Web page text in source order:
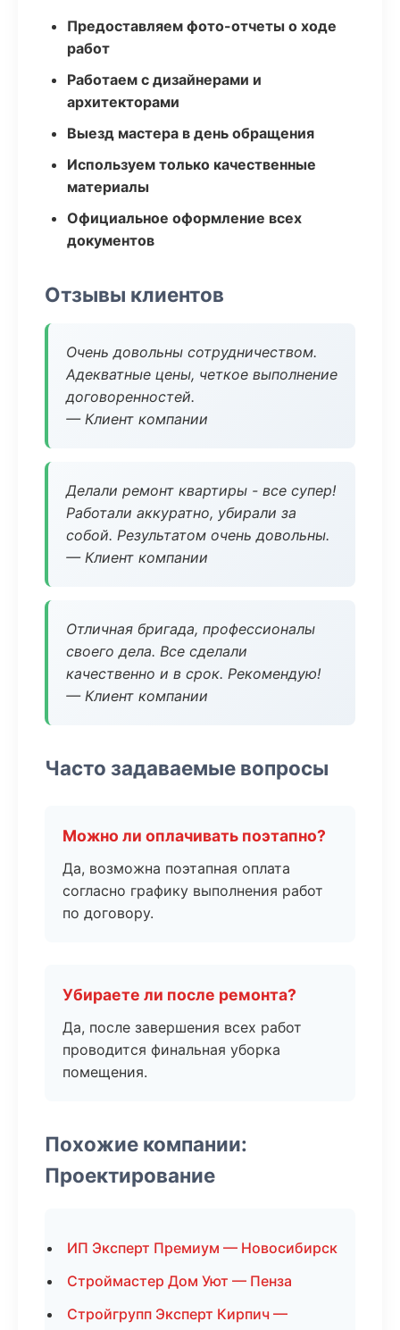
Предоставляем фото-отчеты о ходе
работ
Работаем с дизайнерами и
архитекторами
Выезд мастера в день обращения
Используем только качественные
материалы
Официальное оформление всех
документов
Отзывы клиентов
Очень довольны сотрудничеством.
Адекватные цены, четкое выполнение
договоренностей.
— Клиент компании
Делали ремонт квартиры - все супер!
Работали аккуратно, убирали за
собой. Результатом очень довольны.
— Клиент компании
Отличная бригада, профессионалы
своего дела. Все сделали
качественно и в срок. Рекомендую!
— Клиент компании
Часто задаваемые вопросы
Можно ли оплачивать поэтапно?
Да, возможна поэтапная оплата
согласно графику выполнения работ
по договору.
Убираете ли после ремонта?
Да, после завершения всех работ
проводится финальная уборка
помещения.
Похожие компании:
Проектирование
ИП Эксперт Премиум — Новосибирск
Строймастер Дом Уют — Пенза
Стройгрупп Эксперт Кирпич —